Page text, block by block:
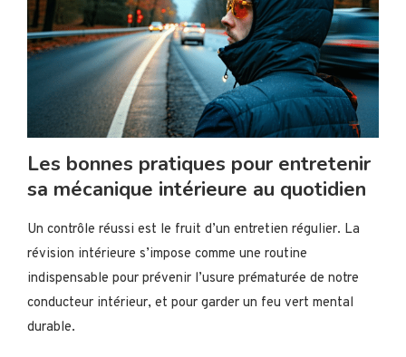
Les bonnes pratiques pour entretenir
sa mécanique intérieure au quotidien
Un contrôle réussi est le fruit d’un entretien régulier. La
révision intérieure s’impose comme une routine
indispensable pour prévenir l’usure prématurée de notre
conducteur intérieur, et pour garder un feu vert mental
durable.